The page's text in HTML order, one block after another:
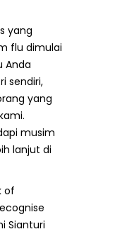
yang
flu dimulai
Anda
sendiri,
yang
musim
lanjut di
of
Sianturi